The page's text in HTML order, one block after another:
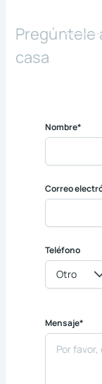
Pregúntele
casa
Nombre*
Correo
Teléfono
Mensaje*